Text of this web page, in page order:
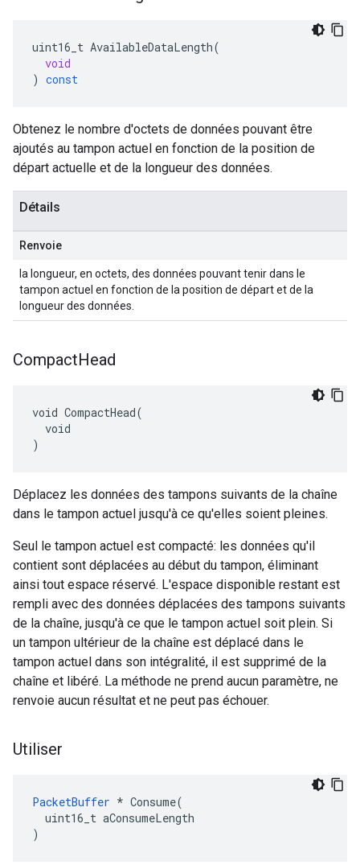
uint16_t AvailableDataLength(
void
) const
Obtenez le nombre d'octets de données pouvant être
ajoutés au tampon actuel en fonction de la position de
départ actuelle et de la longueur des données.
Détails
Renvoie
la longueur, en octets, des données pouvant tenir dans le
tampon actuel en fonction de la position de départ et de la
longueur des données.
CompactHead
void CompactHead(
  void
)
Déplacez les données des tampons suivants de la chaîne
dans le tampon actuel jusqu'à ce qu'elles soient pleines.
Seul le tampon actuel est compacté: les données qu'il
contient sont déplacées au début du tampon, éliminant
ainsi tout espace réservé. L'espace disponible restant est
rempli avec des données déplacées des tampons suivants
de la chaîne, jusqu'à ce que le tampon actuel soit plein. Si
un tampon ultérieur de la chaîne est déplacé dans le
tampon actuel dans son intégralité, il est supprimé de la
chaîne et libéré. La méthode ne prend aucun paramètre, ne
renvoie aucun résultat et ne peut pas échouer.
Utiliser
PacketBuffer * Consume(
  uint16_t aConsumeLength
)